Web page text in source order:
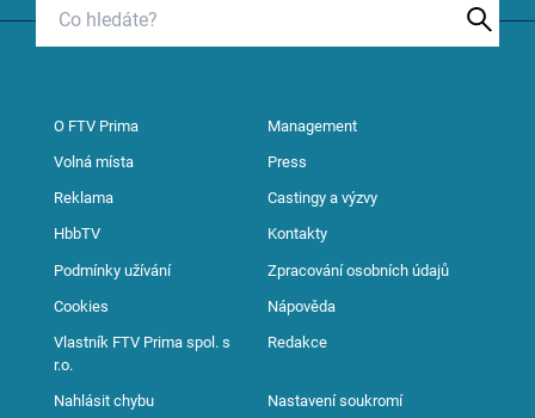
O FTV Prima Management
Volná místa Press
Reklama Castingy a výzvy
HbbTV Kontakty
Podmínky užívání Zpracování osobních údajů
Cookies Nápověda
Vlastník FTV Prima spol. s
r.o.
Redakce
Nahlásit chybu Nastavení soukromí